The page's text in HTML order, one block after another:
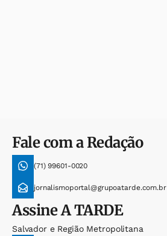
Fale com a Redação
(71) 99601-0020
jornalismoportal@grupoatarde.com.br
AssineA TARDE
Salvador e Região Metropolitana